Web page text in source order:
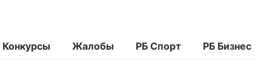
Конкурсы Жалобы РБ Спорт РБ Бизнес